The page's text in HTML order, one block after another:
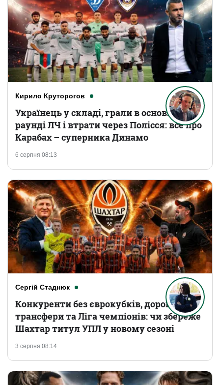
Кирило Круторогов
6 серпня 08:13
Українець у складі, грали в основному
раунді ЛЧ і втрати через Полісся: все про
Карабах – суперника Динамо
Сергій Стаднюк
3 серпня 08:14
Конкуренти без єврокубків, дорогі
трансфери та Ліга чемпіонів: чи збереже
Шахтар титул УПЛ у новому сезоні